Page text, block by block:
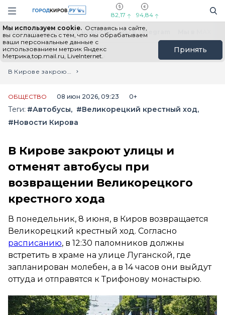
Навигация сайта
82,17 94,84
Мы используем cookie. Оставаясь на сайте,
вы соглашаетесь с тем, что мы обрабатываем
ваши персональные данные с
использованием метрик Яндекс
Метрика,top.mail.ru, LiveInternet.
Принять
Выборы - 2026 Все новости Мы в Telegram
Главная
Лента новостей
В Кирове закроют улицы и отменят автобусы при возвращении Великорецкого крестного хода
ОБЩЕСТВО 08 июн 2026, 09:23 0+
Теги: #Автобусы
#Великорецкий крестный ход
#Новости Кирова
В Кирове закроют улицы и
отменят автобусы при
возвращении Великорецкого
крестного хода
В понедельник, 8 июня, в Киров возвращается
Великорецкий крестный ход. Согласно
расписанию, в 12:30 паломников должны
встретить в храме на улице Луганской, где
запланирован молебен, а в 14 часов они выйдут
оттуда и отправятся к Трифонову монастырю.